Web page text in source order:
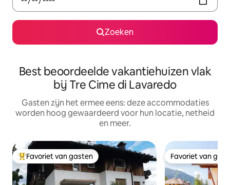
Zoeken
Best beoordeelde vakantiehuizen vlak
bij Tre Cime di Lavaredo
Gasten zijn het ermee eens: deze accommodaties
worden hoog gewaardeerd voor hun locatie, netheid
en meer.
Topfavoriet van gasten
Favoriet van gasten Favoriet van
Favoriet van